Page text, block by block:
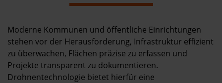
Preise
Shop
Moderne Kommunen und öffentliche Einrichtungen
stehen vor der Herausforderung, Infrastruktur effizient
zu überwachen, Flächen präzise zu erfassen und
Projekte transparent zu dokumentieren.
Drohnentechnologie bietet hierfür eine